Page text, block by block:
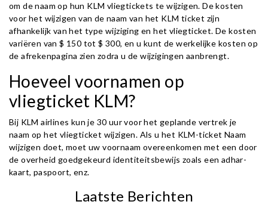
om de naam op hun KLM vliegtickets te wijzigen. De kosten
voor het wijzigen van de naam van het KLM ticket zijn
afhankelijk van het type wijziging en het vliegticket. De kosten
variëren van $ 150 tot $ 300, en u kunt de werkelijke kosten op
de afrekenpagina zien zodra u de wijzigingen aanbrengt.
Hoeveel voornamen op
vliegticket KLM?
Bij KLM airlines kun je 30 uur voor het geplande vertrek je
naam op het vliegticket wijzigen. Als u het KLM-ticket Naam
wijzigen doet, moet uw voornaam overeenkomen met een door
de overheid goedgekeurd identiteitsbewijs zoals een adhar-
kaart, paspoort, enz.
Laatste Berichten